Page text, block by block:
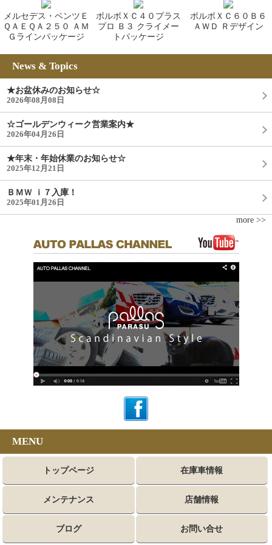
メルセデス・ベンツＥ
ＱＡＥＱＡ２５０ ＡＭ
Ｇラインパッケージ
ボルボＸＣ４０プラス
プロ Ｂ３ クライメー
トパッケージ
ボルボＸＣ６０Ｂ６
ＡＷＤ Ｒデザイン
News & Topics
★お盆休みのお知らせ☆
2026年08月08日
☆ゴールデンウィーク営業案内★
2026年04月26日
★年末・年始休業のお知らせ☆
2025年12月21日
ＢＭＷ ｉ７入庫！
2025年01月26日
more >>
MENU
トップページ 在庫車情報
メンテナンス 店舗情報
ブログ お問い合せ